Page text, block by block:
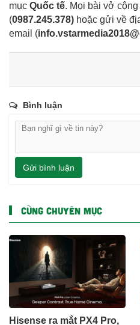
mục Quốc tế. Mọi bài vở
(0987.245.378) hoặc gửi về
email (
Bình luận
Gửi bình luận
CÙNG CHUYÊN MỤC
Hisense ra mắt PX4 Pro,